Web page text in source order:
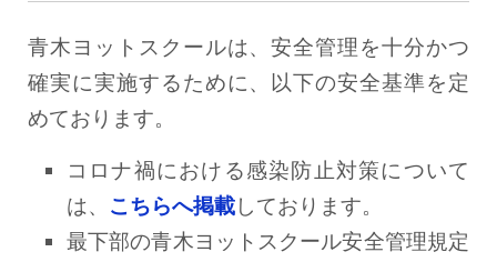
青木ヨットスクールは、安全管理を十分かつ
確実に実施するために、以下の安全基準を定
めております。
コロナ禍における感染防止対策について
は、 こちらへ掲載しております。
最下部の青木ヨットスクール安全管理規定